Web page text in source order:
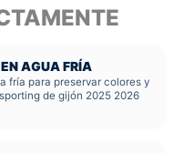
AGUA FRÍA
fría para preservar colores y
de gijón 2025 2026